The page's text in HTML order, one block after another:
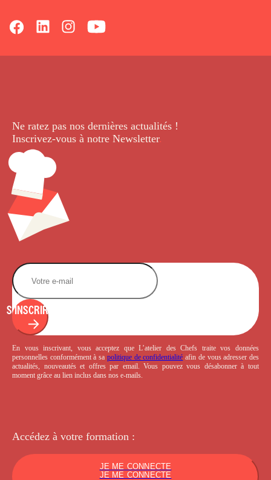
Ne ratez pas nos dernières actualités !
Inscrivez-vous à notre Newsletter.
S'INSCRIRE
En vous inscrivant, vous acceptez que L’atelier des Chefs traite vos données
personnelles conformément à sa politique de confidentialité afin de vous adresser des
actualités, nouveautés et offres par email. Vous pouvez vous désabonner à tout
moment grâce au lien inclus dans nos e-mails.
Accédez à votre formation :
JE ME CONNECTE
JE ME CONNECTE